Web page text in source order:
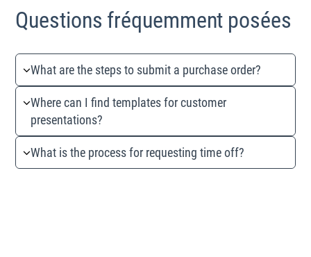
Questions fréquemment posées
What are the steps to submit a purchase order?
Where can I find templates for customer
presentations?
What is the process for requesting time off?